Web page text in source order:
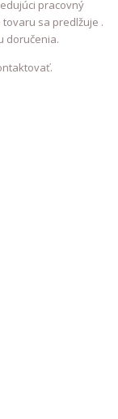
pracovný
sa predlžuje .
doručenia.